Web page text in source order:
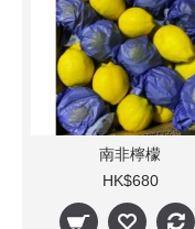
南非檸檬
HK$680